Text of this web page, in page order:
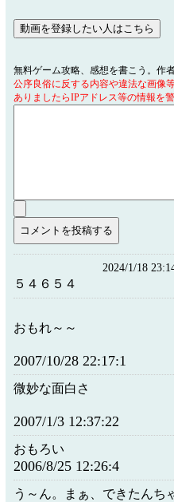
無料ゲーム攻略、感想を書こう。作
公序良俗に反する内容や違法な画像
ありましたらIPアドレス等の情報を
2024/1/18
５４６５４
おもれ～～
2007/10/28 22:17:1
微妙な面白さ
2007/1/3 12:37:22
おもろい
2006/8/25 12:26:4
う～ん。まぁ、できたんち